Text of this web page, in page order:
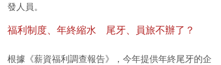
發人員。
福利制度、年終縮水 尾牙、員旅不辦了？
根據《薪資福利調查報告》，今年提供年終尾牙的企